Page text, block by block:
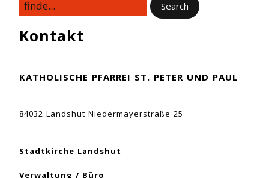
Kontakt
KATHOLISCHE PFARREI ST. PETER UND PAUL
84032 Landshut Niedermayerstraße 25
Stadtkirche Landshut
Verwaltung / Büro